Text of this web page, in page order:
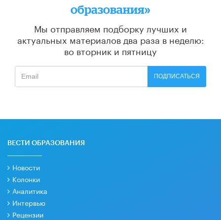
образования»
Мы отправляем подборку лучших и
актуальных материалов два раза в неделю:
во вторник и пятницу
ПОДПИСАТЬСЯ
ВЕСТИ ОБРАЗОВАНИЯ
Новости
Колонки
Аналитика
Интервью
Рецензии